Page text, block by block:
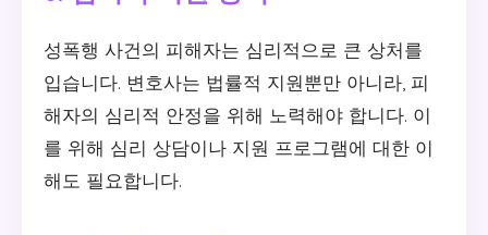
성폭행 사건의 피해자는 심리적으로 큰 상처를
입습니다. 변호사는 법률적 지원뿐만 아니라, 피
해자의 심리적 안정을 위해 노력해야 합니다. 이
를 위해 심리 상담이나 지원 프로그램에 대한 이
해도 필요합니다.